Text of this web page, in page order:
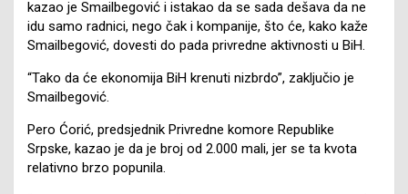
kazao je Smailbegović i istakao da se sada dešava da ne
idu samo radnici, nego čak i kompanije, što će, kako kaže
Smailbegović, dovesti do pada privredne aktivnosti u BiH.
“Tako da će ekonomija BiH krenuti nizbrdo”, zaključio je
Smailbegović.
Pero Ćorić, predsjednik Privredne komore Republike
Srpske, kazao je da je broj od 2.000 mali, jer se ta kvota
relativno brzo popunila.